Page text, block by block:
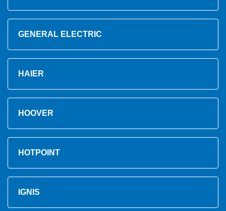
GENERAL ELECTRIC
HAIER
HOOVER
HOTPOINT
IGNIS